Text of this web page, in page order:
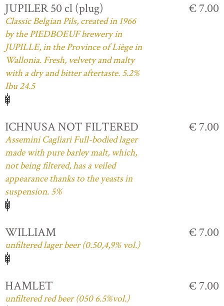
JUPILER 50 cl (plug)
Classic Belgian Pils, created in 1966
by the PIEDBOEUF brewery in
JUPILLE, in the Province of Liège in
Wallonia. Fresh, velvety and malty
with a dry and bitter aftertaste. 5.2%
Ibu 24.5
€ 7.00
ICHNUSA NOT FILTERED
Assemini Cagliari Full-bodied lager
made with pure barley malt, which,
not being filtered, has a veiled
appearance thanks to the yeasts in
suspension. 5%
€ 7.00
WILLIAM
unfiltered lager beer (0.50,4,9% vol.)
€ 7.00
HAMLET
unfiltered red beer (050 6.5%vol.)
€ 7.00